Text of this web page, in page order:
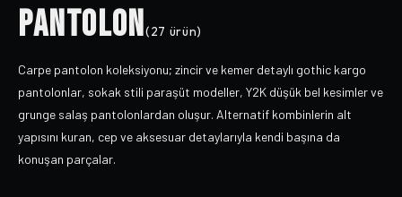
PANTOLON(27 ürün)
Carpe pantolon koleksiyonu; zincir ve kemer detaylı gothic kargo
pantolonlar, sokak stili paraşüt modeller, Y2K düşük bel kesimler ve
grunge salaş pantolonlardan oluşur. Alternatif kombinlerin alt
yapısını kuran, cep ve aksesuar detaylarıyla kendi başına da
konuşan parçalar.